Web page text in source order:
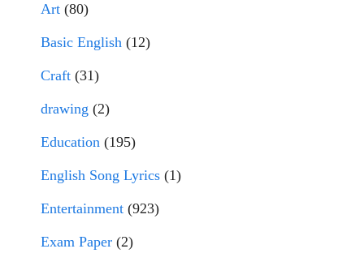
Art (80)
Basic English (12)
Craft (31)
drawing (2)
Education (195)
English Song Lyrics (1)
Entertainment (923)
Exam Paper (2)